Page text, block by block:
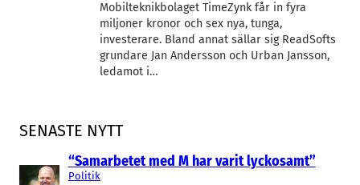
SENASTE NYTT
“Samarbetet med M har varit lyckosamt”
Politik
Mobilteknikbolaget TimeZynk får in fyra
miljoner kronor och sex nya, tunga,
investerare. Bland annat sällar sig ReadSofts
grundare Jan Andersson och Urban Jansson,
ledamot i…